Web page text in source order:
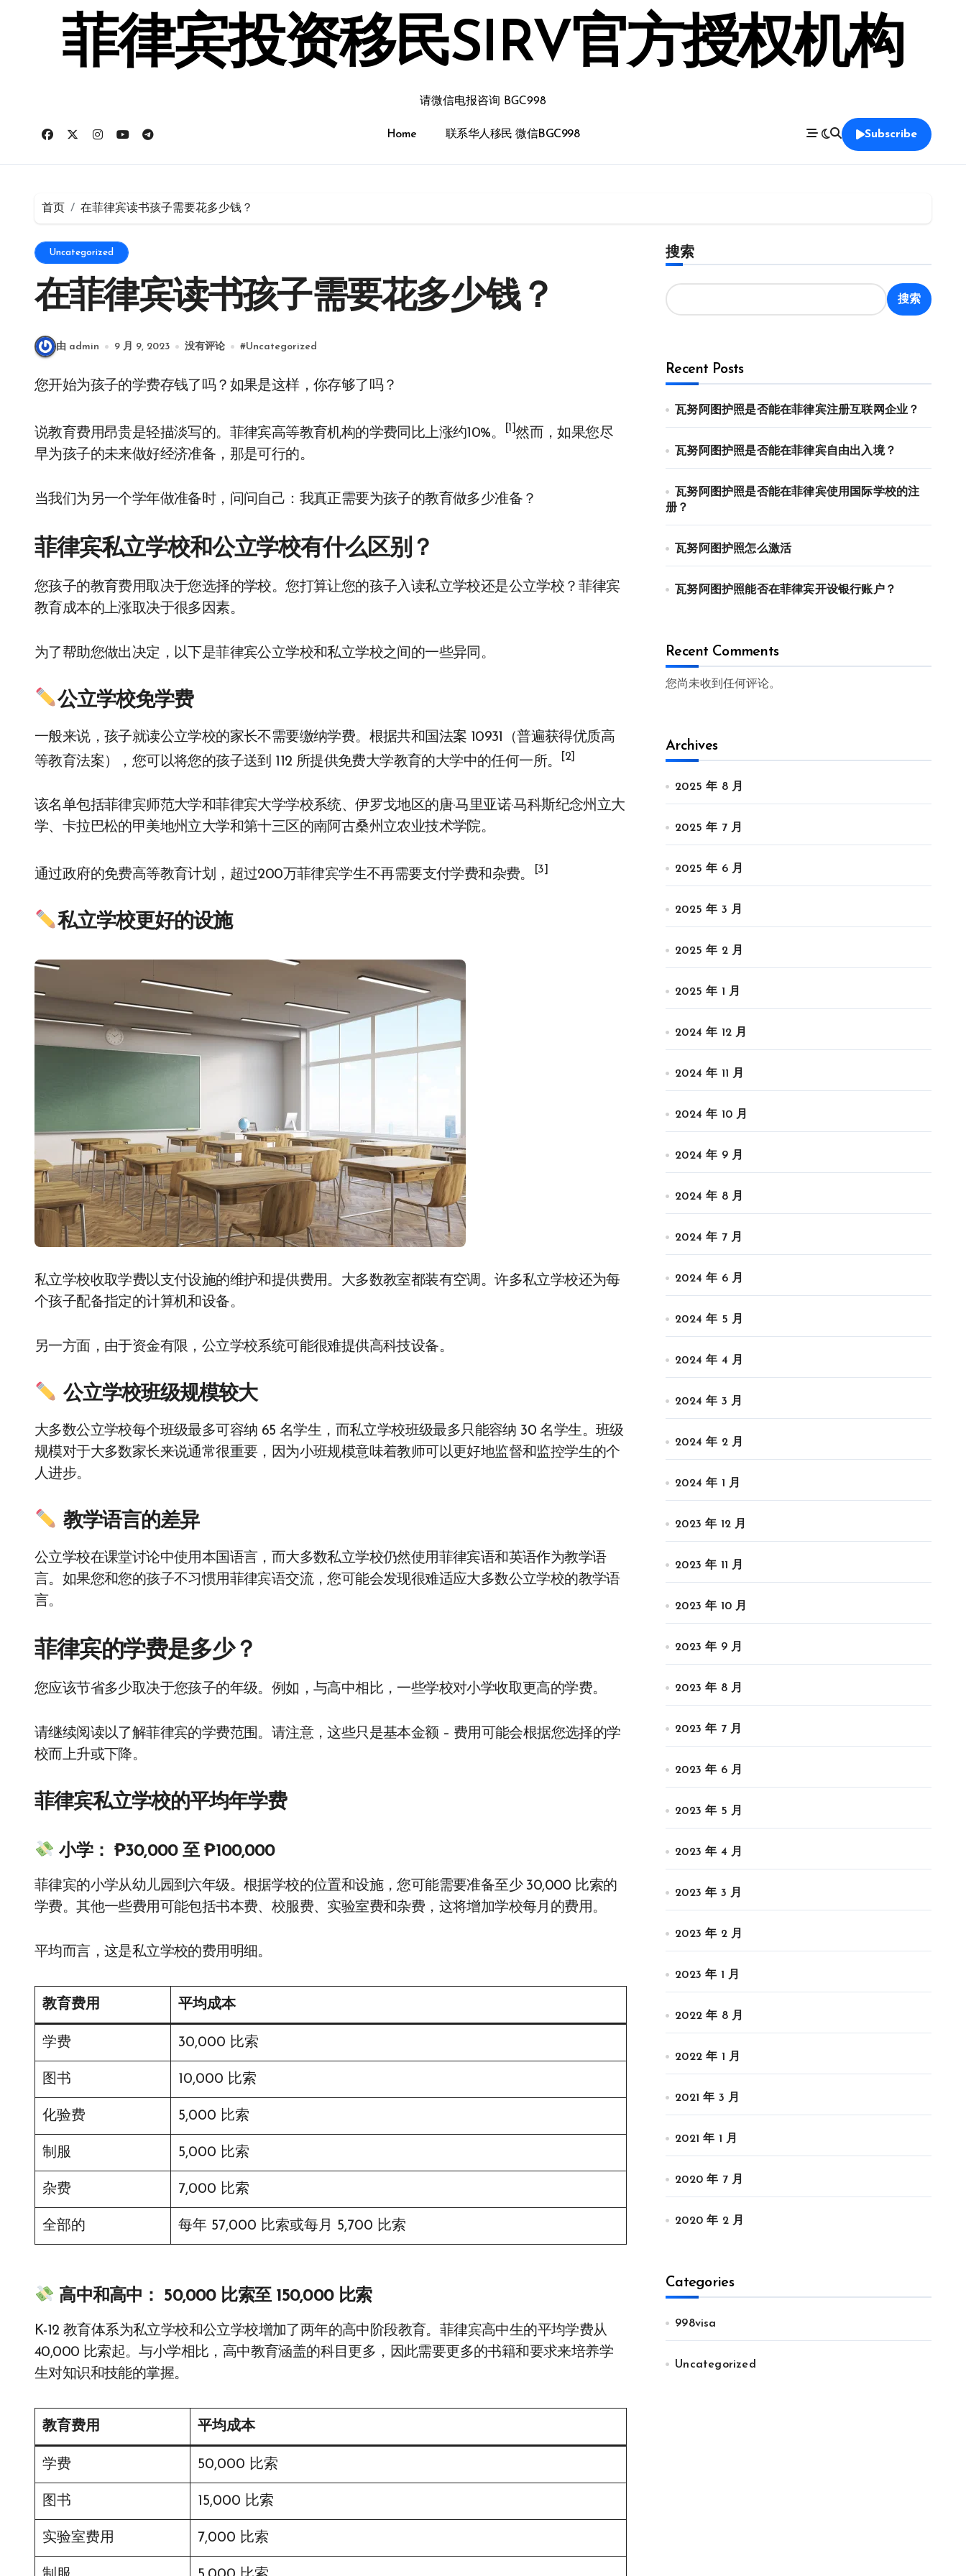
菲律宾投资移民SIRV官方授权机构
请微信电报咨询 BGC998
Home 联系华人移民 微信BGC998 Subscribe
首页 在菲律宾读书孩子需要花多少钱？
Uncategorized
在菲律宾读书孩子需要花多少钱？
由 admin 9 月 9, 2023 没有评论 #Uncategorized
您开始为孩子的学费存钱了吗？如果是这样，你存够了吗？
说教育费用昂贵是轻描淡写的。菲律宾高等教育机构的学费同比上涨约10%。 [1] 然而，如果您尽
早为孩子的未来做好经济准备，那是可行的。
当我们为另一个学年做准备时，问问自己：我真正需要为孩子的教育做多少准备？
菲律宾私立学校和公立学校有什么区别？
您孩子的教育费用取决于您选择的学校。您打算让您的孩子入读私立学校还是公立学校？菲律宾
教育成本的上涨取决于很多因素。
为了帮助您做出决定，以下是菲律宾公立学校和私立学校之间的一些异同。
公立学校免学费
一般来说，孩子就读公立学校的家长不需要缴纳学费。根据共和国法案 10931（普遍获得优质高
等教育法案），您可以将您的孩子送到 112 所提供免费大学教育的大学中的任何一所。
[2]
该名单包括菲律宾师范大学和菲律宾大学学校系统、伊罗戈地区的唐·马里亚诺·马科斯纪念州立大
学、卡拉巴松的甲美地州立大学和第十三区的南阿古桑州立农业技术学院。
通过政府的免费高等教育计划，超过200万菲律宾学生不再需要支付学费和杂费。 [3]
私立学校更好的设施
私立学校收取学费以支付设施的维护和提供费用。大多数教室都装有空调。许多私立学校还为每
个孩子配备指定的计算机和设备。
另一方面，由于资金有限，公立学校系统可能很难提供高科技设备。
公立学校班级规模较大
大多数公立学校每个班级最多可容纳 65 名学生，而私立学校班级最多只能容纳 30 名学生。班级
规模对于大多数家长来说通常很重要，因为小班规模意味着教师可以更好地监督和监控学生的个
人进步。
教学语言的差异
公立学校在课堂讨论中使用本国语言，而大多数私立学校仍然使用菲律宾语和英语作为教学语
言。如果您和您的孩子不习惯用菲律宾语交流，您可能会发现很难适应大多数公立学校的教学语
言。
菲律宾的学费是多少？
您应该节省多少取决于您孩子的年级。例如，与高中相比，一些学校对小学收取更高的学费。
请继续阅读以了解菲律宾的学费范围。请注意，这些只是基本金额 – 费用可能会根据您选择的学
校而上升或下降。
菲律宾私立学校的平均年学费
小学： ₱30,000 至 ₱100,000
菲律宾的小学从幼儿园到六年级。根据学校的位置和设施，您可能需要准备至少 30,000 比索的
学费。其他一些费用可能包括书本费、校服费、实验室费和杂费，这将增加学校每月的费用。
平均而言，这是私立学校的费用明细。
教育费用 平均成本
学费 30,000 比索
图书 10,000 比索
化验费 5,000 比索
制服 5,000 比索
杂费 7,000 比索
全部的 每年 57,000 比索或每月 5,700 比索
高中和高中： 50,000 比索至 150,000 比索
K-12 教育体系为私立学校和公立学校增加了两年的高中阶段教育。菲律宾高中生的平均学费从
40,000 比索起。与小学相比，高中教育涵盖的科目更多，因此需要更多的书籍和要求来培养学
生对知识和技能的掌握。
教育费用 平均成本
学费 50,000 比索
图书 15,000 比索
实验室费用 7,000 比索
搜索
搜索
Recent Posts
瓦努阿图护照是否能在菲律宾注册互联网企业？
瓦努阿图护照是否能在菲律宾自由出入境？
瓦努阿图护照是否能在菲律宾使用国际学校的注
册？
瓦努阿图护照怎么激活
瓦努阿图护照能否在菲律宾开设银行账户？
Recent Comments
您尚未收到任何评论。
Archives
2025 年 8 月
2025 年 7 月
2025 年 6 月
2025 年 3 月
2025 年 2 月
2025 年 1 月
2024 年 12 月
2024 年 11 月
2024 年 10 月
2024 年 9 月
2024 年 8 月
2024 年 7 月
2024 年 6 月
2024 年 5 月
2024 年 4 月
2024 年 3 月
2024 年 2 月
2024 年 1 月
2023 年 12 月
2023 年 11 月
2023 年 10 月
2023 年 9 月
2023 年 8 月
2023 年 7 月
2023 年 6 月
2023 年 5 月
2023 年 4 月
2023 年 3 月
2023 年 2 月
2023 年 1 月
2022 年 8 月
2022 年 1 月
2021 年 3 月
2021 年 1 月
2020 年 7 月
2020 年 2 月
Categories
998visa
Uncategorized